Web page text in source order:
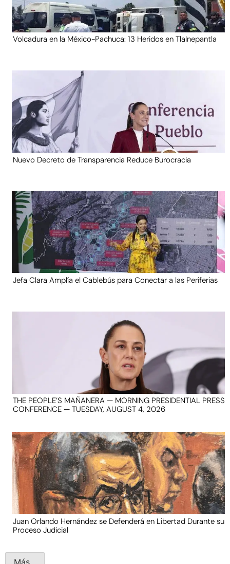
Volcadura en la México-Pachuca: 13 Heridos en Tlalnepantla
Nuevo Decreto de Transparencia Reduce Burocracia
Jefa Clara Amplía el Cablebús para Conectar a las Periferias
THE PEOPLE’S MAÑANERA — MORNING PRESIDENTIAL PRESS
CONFERENCE — TUESDAY, AUGUST 4, 2026
Juan Orlando Hernández se Defenderá en Libertad Durante su
Proceso Judicial